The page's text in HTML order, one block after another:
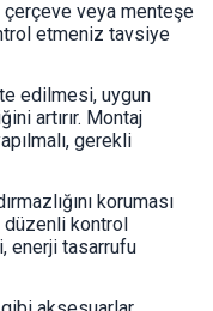
çerçeve veya menteşe
etmeniz tavsiye
edilmesi, uygun
artırır. Montaj
gerekli
koruması
düzenli kontrol
enerji tasarrufu